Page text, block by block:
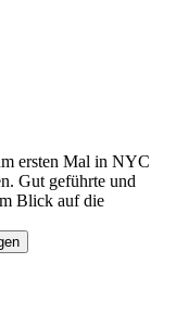
ersten Mal in NYC
Gut geführte und
Blick auf die